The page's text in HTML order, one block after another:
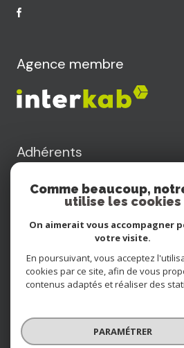
Agence membre
Adhérents
Nos honoraires
Nos partenaires
Mentions légales
Comme beaucoup,
utilise les cookies
On aimerait vous accompagner
votre visite.
En poursuivant, vous acceptez
cookies par ce site, afin de vous
contenus adaptés et réaliser des
PARAMÉTRER